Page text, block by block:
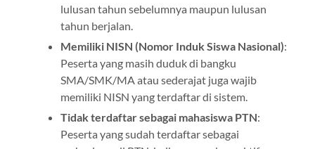
lulusan tahun sebelumnya maupun lulusan
tahun berjalan.
Memiliki NISN (Nomor Induk Siswa Nasional):
Peserta yang masih duduk di bangku
SMA/SMK/MA atau sederajat juga wajib
memiliki NISN yang terdaftar di sistem.
Tidak terdaftar sebagai mahasiswa PTN:
Peserta yang sudah terdaftar sebagai